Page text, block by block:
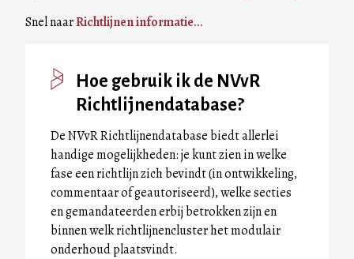
Snel naarRichtlijnen informatie...
Hoe gebruik ik de NVvR
Richtlijnendatabase?
De NVvR Richtlijnendatabase biedt allerlei
handige mogelijkheden: je kunt zien in welke
fase een richtlijn zich bevindt (in ontwikkeling,
commentaar of geautoriseerd), welke secties
en gemandateerden erbij betrokken zijn en
binnen welk richtlijnencluster het modulair
onderhoud plaatsvindt.